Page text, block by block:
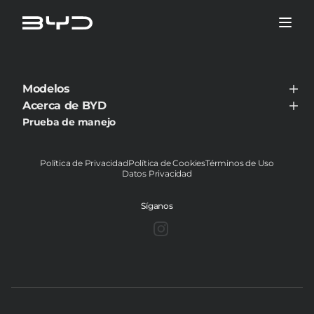
Modelos
BYD TANG
BYD YUAN PRO
BYD ATTO 8
Acerca de BYD
Acerca de BYD
Prueba de manejo
Política de PrivacidadPolítica de CookiesTérminos de Uso
Datos Privacidad
Síganos